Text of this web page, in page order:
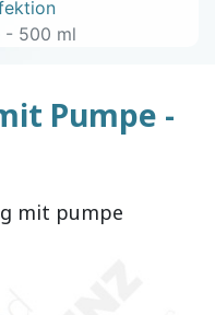
- 500 ml
Pumpe -
mit pumpe